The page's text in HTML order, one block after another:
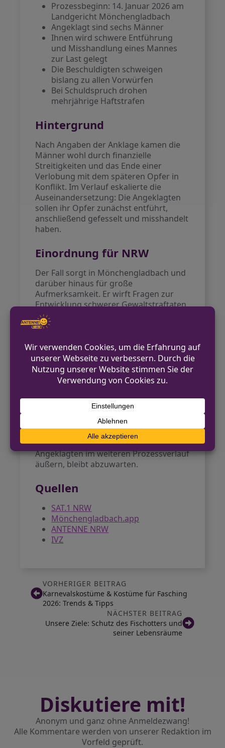
Prozessbeginn: 14. Januar 2026 am
Landgericht Mönchengladbach
Angeklagt sind sechs Männer
Ihnen wird schwere Entführung
und Misshandlung eines Mannes
zur Last gelegt
Die Beschuldigten schweigen
bislang zu allen Vorwürfen
Bei Schuldspruch drohen
mehrjährige Haftstrafen
Hintergrund
Nach Angaben der Anklage kamen die
Männer wohl durch finanzielle
Streitigkeiten und das Ende einer
Verlobung mit dem späteren Opfer in
Konflikt. Im Verlauf eskalierte die
Auseinandersetzung: Die Angeklagten
sollen ihr Opfer zunächst entführt,
anschließend gefesselt und misshandelt
haben.
Einordnung für NRW
Der Fall sorgt in Mönchengladbach und
darüber hinaus für große
Aufmerksamkeit. Er wirft Fragen zur
Entwicklung schwerer Gewaltstraftaten
in Nordrhein-Westfalen auf und rückt
besonders das Thema familiäre und
Bewusstsein.
Ausblick
wie das Gericht die vorliegenden
Beweise bewertet. Sollte es zu
Schuldsprüchen kommen, sind nach
aktueller Rechtslage mehrjährige
Haftstrafen wahrscheinlich. Wie sich die
Angeklagten im weiteren Prozessverlauf
äußern, bleibt abzuwarten.
Quellen
SAT.1 NRW
Mönchengladbach.app
ANTENNE NRW
IVZ
VORHERIGER BEITRAG
Karnevalskostüme & Kostüme für Fasching
2026: Trends & Tipps
NÄCHSTER BEITRAG
Unsere Ziele: Schutz des Fischotters und
seiner Lebensräume
Diskutiere mit!
Anonym und ganz ohne Anmeldezwang!
Alle Kommentare werden von unserer Redaktion im
Vorfeld geprüft.